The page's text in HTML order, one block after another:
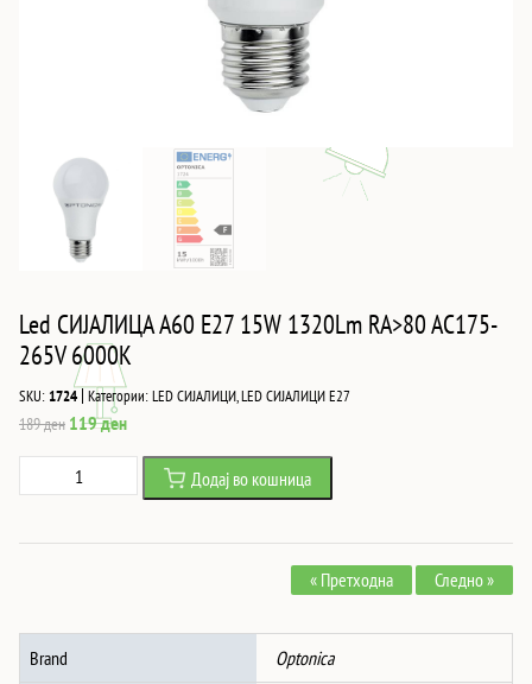
Led СИJАЛИЦА A60 E27 15W 1320Lm RA>80 AC175-
265V 6000K
SKU:1724|Категории:LED СИЈАЛИЦИ,LED СИЈАЛИЦИ Е27
189ден Original
was:
119денCurrent
price
119 ден.
СИJАЛИЦА
RA>80
AC175-
Додај во кошница
« Претходна Следно »
Brand Optonica